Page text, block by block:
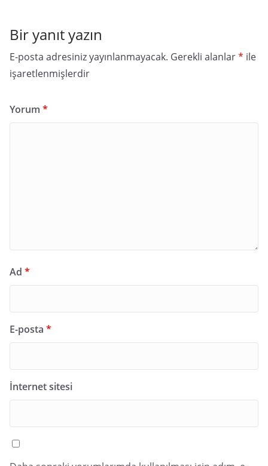
Bir yanıt yazın
E-posta adresiniz yayınlanmayacak. Gerekli alanlar* ile
işaretlenmişlerdir
Yorum *
Ad *
E-posta *
İnternet sitesi